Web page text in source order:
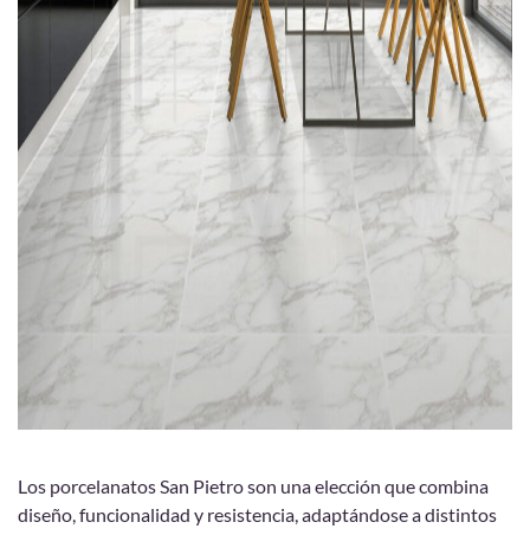
Los porcelanatos San Pietro son una elección que combina
diseño, funcionalidad y resistencia, adaptándose a distintos